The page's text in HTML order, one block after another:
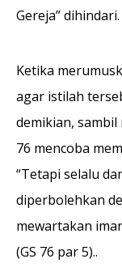
Gereja” dihindari.
Ketika
agar istilah
demikian,
76 mencoba
“Tetapi selalu
diperbolehkan
mewartakan
(GS 76 par 5)..